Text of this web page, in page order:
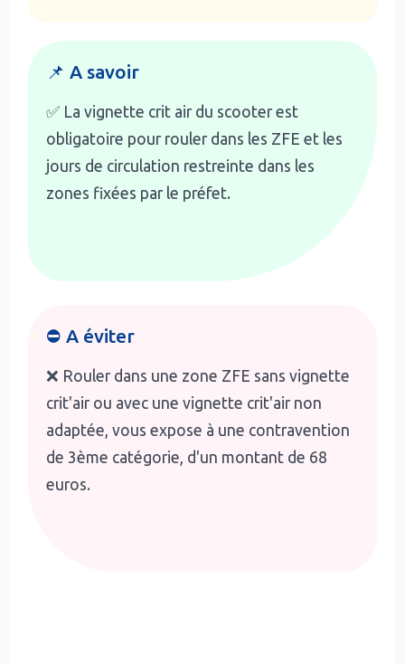
📌 A savoir
✅ La vignette crit air du scooter est
obligatoire pour rouler dans les ZFE et les
jours de circulation restreinte dans les
zones fixées par le préfet.
⛔ A éviter
❌ Rouler dans une zone ZFE sans vignette
crit'air ou avec une vignette crit'air non
adaptée, vous expose à une contravention
de 3ème catégorie, d'un montant de 68
euros.